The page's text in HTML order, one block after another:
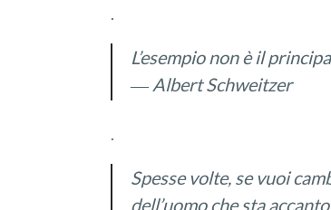
.
L’esempio non è il
― Albert Schweitzer
.
Spesse volte, se vuoi
dell’uomoche sta